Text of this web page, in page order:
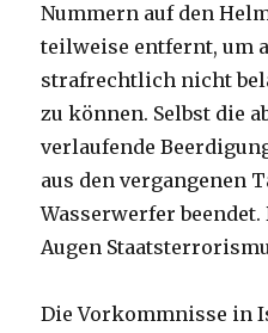
Nummern auf den
teilweise entfernt, um
strafrechtlich nicht
zu können. Selbst die
verlaufende
aus den vergangenen
Wasserwerfer
Augen
Die Vorkommnisse in